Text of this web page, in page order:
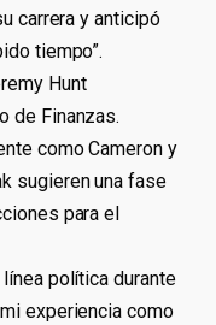
carrera y anticipó
tiempo”.
Hunt
de Finanzas.
como Cameron y
sugieren una fase
para el
política durante
experiencia como